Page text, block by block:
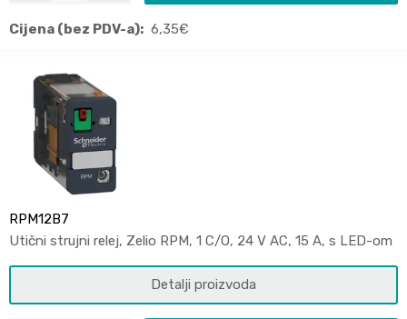
Cijena (bez PDV-a): 6,35€
RPM12B7
Utični strujni relej, Zelio RPM, 1 C/O, 24 V AC, 15 A, s LED-om
Detalji proizvoda